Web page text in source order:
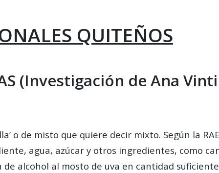
QUITEÑOS
(Investigación de Ana
o de misto que quiere decir mixto. Según la
agua, azúcar y otros ingredientes, como
alcohol al mosto de uva en cantidad